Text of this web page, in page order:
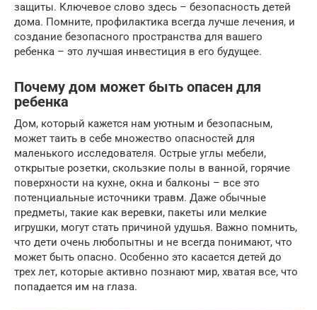
защиты. Ключевое слово здесь – безопасность детей
дома. Помните, профилактика всегда лучше лечения, и
создание безопасного пространства для вашего
ребенка – это лучшая инвестиция в его будущее.
Почему дом может быть опасен для
ребенка
Дом, который кажется нам уютным и безопасным,
может таить в себе множество опасностей для
маленького исследователя. Острые углы мебели,
открытые розетки, скользкие полы в ванной, горячие
поверхности на кухне, окна и балконы – все это
потенциальные источники травм. Даже обычные
предметы, такие как веревки, пакеты или мелкие
игрушки, могут стать причиной удушья. Важно помнить,
что дети очень любопытны и не всегда понимают, что
может быть опасно. Особенно это касается детей до
трех лет, которые активно познают мир, хватая все, что
попадается им на глаза.